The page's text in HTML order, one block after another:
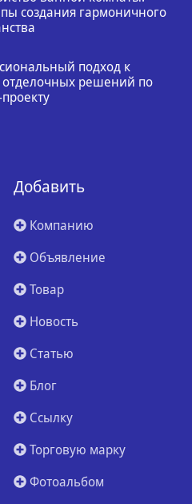
создания гармоничного
подход к
решений по
Добавить
Компанию
Объявление
Товар
Новость
Статью
Блог
Ссылку
Торговую марку
Фотоальбом